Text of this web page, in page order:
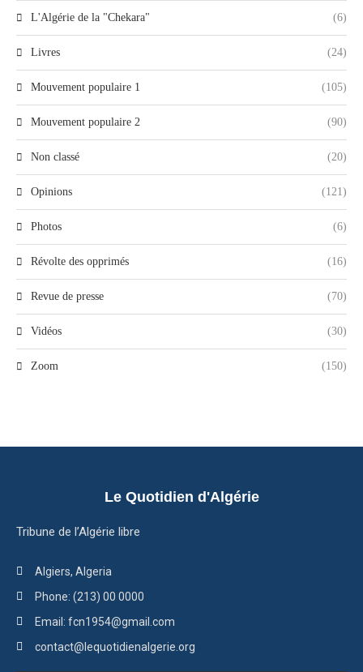
L'Algérie de la "Chekara" (6)
Livres (24)
Mouvement populaire 1 (105)
Mouvement populaire 2 (90)
Non classé (20)
Opinions (121)
Photos (6)
Révolte des opprimés (16)
Revue de presse (70)
Vidéos (30)
Zoom (150)
Le Quotidien d'Algérie
Tribune de l’Algérie libre
Algiers, Algeria
Phone: (213) 00 0000
Email: fcn1954@gmail.com
contact@lequotidienalgerie.org